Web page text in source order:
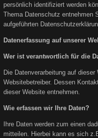
persönlich identifiziert werden
Thema Datenschutz entnehmen
aufgeführten
Datenerfassung auf unserer
Wer ist verantwortlich für die
Die Datenverarbeitung auf
Websitebetreiber. Dessen
dieser Website entnehmen.
Wie erfassen wir Ihre Daten?
Ihre Daten werden zum einen
mitteilen. Hierbei kann es sich